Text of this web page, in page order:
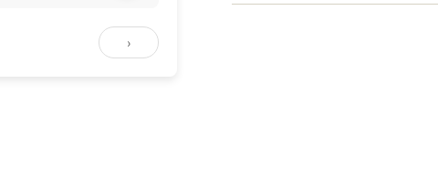
›